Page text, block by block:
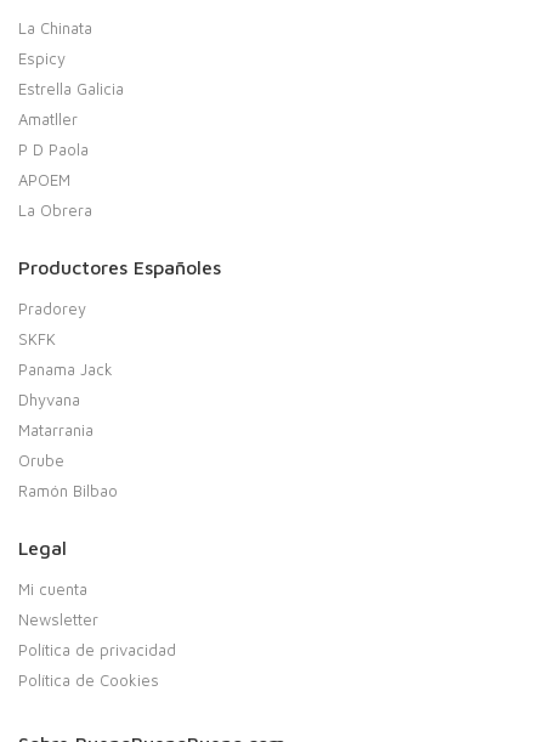
La Chinata
Espicy
Estrella Galicia
Amatller
P D Paola
APOEM
La Obrera
Productores Españoles
Pradorey
SKFK
Panama Jack
Dhyvana
Matarrania
Orube
Ramón Bilbao
Legal
Mi cuenta
Newsletter
Política de privacidad
Política de Cookies